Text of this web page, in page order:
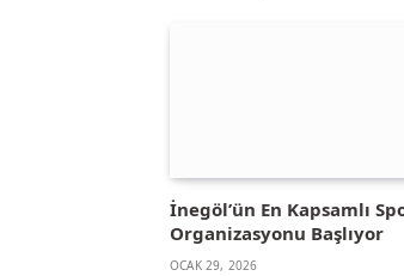
İnegöl’ün En Kapsamlı
Organizasyonu Başlıyor
OCAK 29, 2026